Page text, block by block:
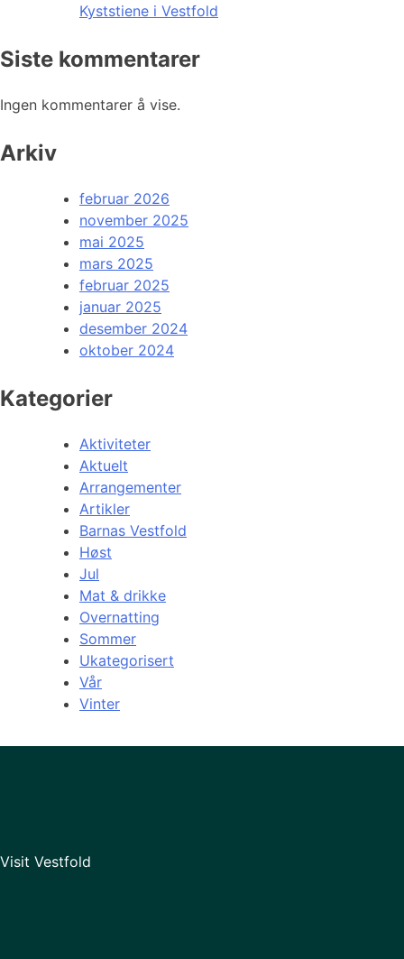
Kyststiene i Vestfold
Siste kommentarer
Ingen kommentarer å vise.
Arkiv
februar 2026
november 2025
mai 2025
mars 2025
februar 2025
januar 2025
desember 2024
oktober 2024
Kategorier
Aktiviteter
Aktuelt
Arrangementer
Artikler
Barnas Vestfold
Høst
Jul
Mat & drikke
Overnatting
Sommer
Ukategorisert
Vår
Vinter
Visit Vestfold